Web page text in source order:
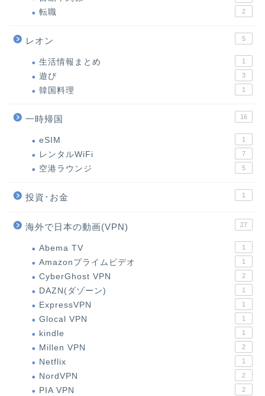
転職 2
レオン 5
生活情報まとめ 1
遊び 3
韓国料理 1
一時帰国 16
eSIM 1
レンタルWiFi 7
空港ラウンジ 5
投資･お金 1
海外で日本の動画(VPN) 27
Abema TV 1
Amazonプライムビデオ 1
CyberGhost VPN 2
DAZN(ダゾーン) 1
ExpressVPN 1
Glocal VPN 1
kindle 1
Millen VPN 2
Netflix 1
NordVPN 2
PIA VPN 2